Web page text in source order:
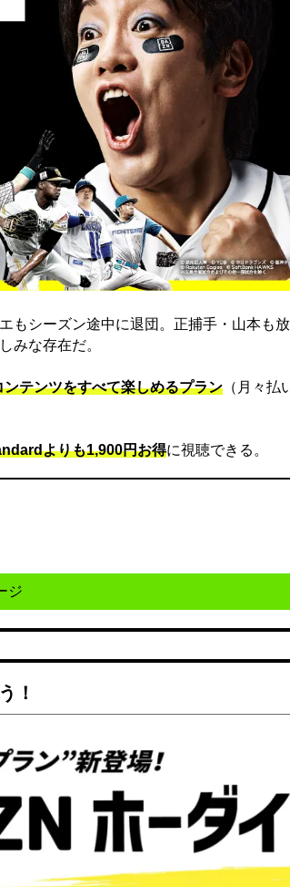
もシーズン途中に退団。正捕手・山本も
みな存在だ。
テンツをすべて楽しめるプラン （月々払
よりも1,900円お得に視聴できる。
ジ
！